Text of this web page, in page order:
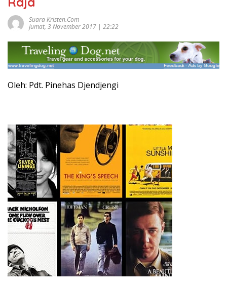
Suara Kristen.com
Jumat, 3 November 2017 | 22:22
Oleh: Pdt. Pinehas Djendjengi